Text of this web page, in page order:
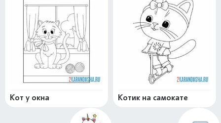
Кот у окна Котик на самокате